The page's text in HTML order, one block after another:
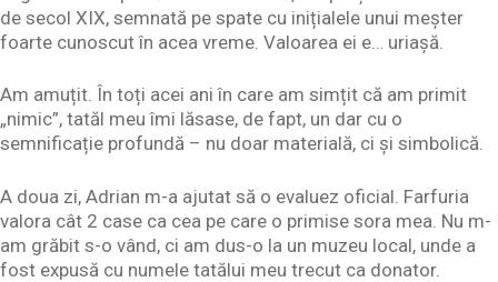
de secol XIX, semnată pe spate cu inițialele unui meșter
foarte cunoscut în acea vreme. Valoarea ei e… uriașă.
Am amuțit. În toți acei ani în care am simțit că am primit
„nimic”, tatăl meu îmi lăsase, de fapt, un dar cu o
semnificație profundă – nu doar materială, ci și simbolică.
A doua zi, Adrian m-a ajutat să o evaluez oficial. Farfuria
valora cât 2 case ca cea pe care o primise sora mea. Nu m-
am grăbit s-o vând, ci am dus-o la un muzeu local, unde a
fost expusă cu numele tatălui meu trecut ca donator.